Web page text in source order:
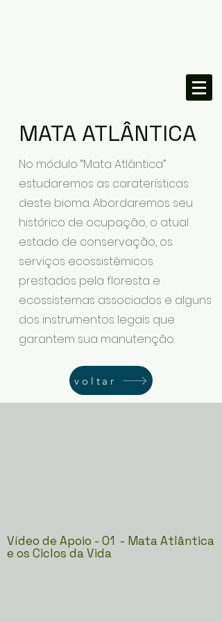
MATA ATLÂNTICA
No módulo “Mata Atlântica”
estudaremos as caraterísticas
deste bioma. Abordaremos seu
histórico de ocupação, o atual
estado de conservação, os
serviços ecossistêmicos
prestados pela floresta e
ecossistemas associados e alguns
dos instrumentos legais que
garantem sua manutenção.
voltar
Vídeo de Apoio - 01 - Mata Atlântica
e os Ciclos da Vida